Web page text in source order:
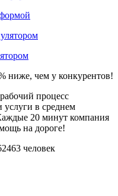
ниже, чем у конкурентов!
процесс
услуги в среднем
20 минут компания
на дороге!
человек